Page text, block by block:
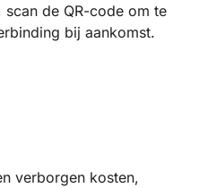
scan de QR-code om te
bij aankomst.
verborgen kosten,